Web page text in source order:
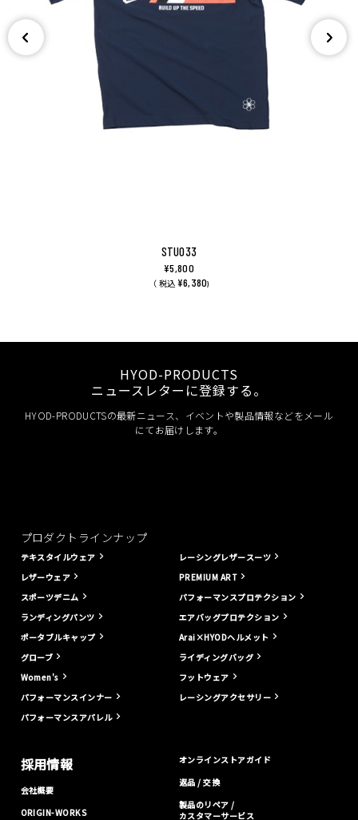
STU033
¥5,800
（ 税込 ¥6,380)
HYOD-PRODUCTS
ニュースレターに登録する。
HYOD-PRODUCTSの最新ニュース、イベントや製品情報などをメール
にてお届けします。
プロダクトラインナップ
テキスタイルウェア
レザーウェア
スポーツデニム
ランディングパンツ
ポータブルキャップ
グローブ
Women's
パフォーマンスインナー
パフォーマンスアパレル
レーシングレザースーツ
PREMIUM ART
パフォーマンスプロテクション
エアバッグプロテクション
Arai×HYODヘルメット
ライディングバッグ
フットウェア
レーシングアクセサリー
採用情報
会社概要
ORIGIN-WORKS
オンラインストアガイド
返品 / 交換
製品のリペア /
カスタマーサービス